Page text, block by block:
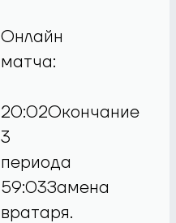
Онлайн
матча:
20:02Окончание
3
периода
59:03Замена
вратаря.